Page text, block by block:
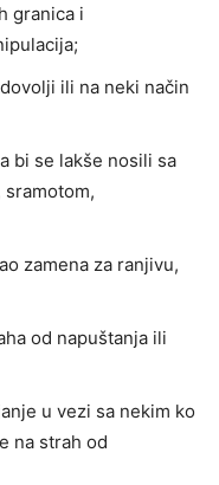
granica i
ili na neki način
bi se lakše nosili sa
zamena za ranjivu,
od napuštanja ili
u vezi sa nekim ko
na strah od